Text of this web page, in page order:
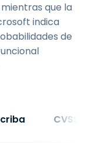
que la
indica
de
CVSS